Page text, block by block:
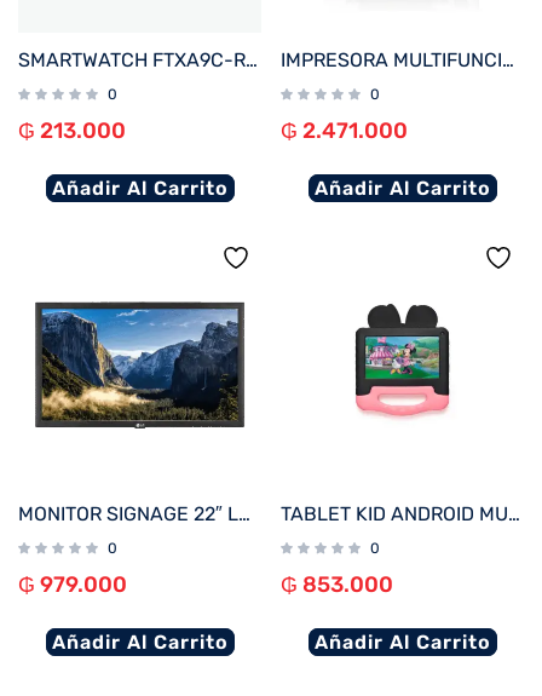
SMARTWATCH FTXA9C-RR 46MM ROJO ANDROID/IOS/BT/FREC. CARD
0
₲ 213.000
Añadir Al Carrito
IMPRESORA MULTIFUNCIONAL EPSON M2120 ECOTANK IMP/COP/SCA/WIFI/USB/BIVOLT
0
₲ 2.471.000
Añadir Al Carrito
MONITOR SIGNAGE 22″ LG 22SM3B FHD/USB/HDMI
0
₲ 979.000
Añadir Al Carrito
TABLET KID ANDROID MULTILASER NB414 QC/64GB/4G/7″/ROSA MINNIE DISNEY
0
₲ 853.000
Añadir Al Carrito